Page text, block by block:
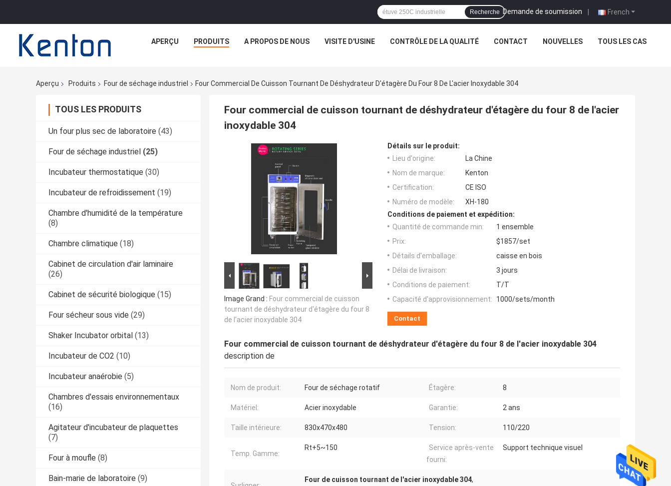
French
Demande de soumission |
Recherche
APERÇU PRODUITS A PROPOS DE NOUS VISITE D'USINE CONTRÔLE DE LA QUALITÉ CONTACT NOUVELLES TOUS LES CAS
Aperçu Produits Four de séchage industriel Four Commercial De Cuisson Tournant De Déshydrateur D'étagère Du Four 8 De L'acier Inoxydable 304
TOUS LES PRODUITS
Un four plus sec de laboratoire (43)
Four de séchage industriel (25)
Incubateur thermostatique (30)
Incubateur de refroidissement (19)
Chambre d'humidité de la température
(8)
Chambre climatique (18)
Cabinet de circulation d'air laminaire
(26)
Cabinet de sécurité biologique (15)
Four sécheur sous vide (29)
Shaker Incubator orbital (13)
Incubateur de CO2 (10)
Incubateur anaérobie (5)
Chambres d'essais environnementaux
(16)
Agitateur d'incubateur de plaquettes
(7)
Four à moufle (8)
Bain-marie de laboratoire (9)
Four commercial de cuisson tournant de déshydrateur d'étagère du four 8 de l'acier
inoxydable 304
Image Grand : Four commercial de cuisson
tournant de déshydrateur d'étagère du four 8
de l'acier inoxydable 304
Détails sur le produit:
Lieu d'origine:
La Chine
Nom de marque:
Kenton
Certification:
CE ISO
Numéro de modèle:
XH-180
Conditions de paiement et expédition:
Quantité de commande min:
1 ensemble
Prix:
$1857/set
Détails d'emballage:
caisse en bois
Délai de livraison:
3 jours
Conditions de paiement:
T/T
Capacité d'approvisionnement:
1000/sets/month
Contact
Four commercial de cuisson tournant de déshydrateur d'étagère du four 8 de l'acier inoxydable 304
description de
Nom de produit: Four de séchage rotatif Étagère: 8
Matériel: Acier inoxydable Garantie: 2 ans
Taille intérieure: 830x470x480 Tension: 110/220
Temp. Gamme:
Rt+5~150
Service après-vente
fourni:
Support technique visuel
Four de cuisson tournant de l'acier inoxydable 304,